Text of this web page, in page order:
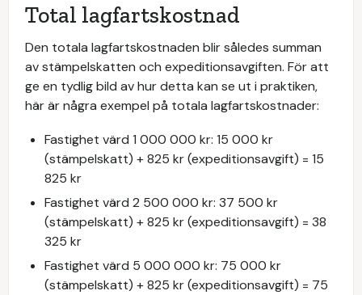
Total lagfartskostnad
Den totala lagfartskostnaden blir således summan
av stämpelskatten och expeditionsavgiften. För att
ge en tydlig bild av hur detta kan se ut i praktiken,
här är några exempel på totala lagfartskostnader:
Fastighet värd 1 000 000 kr: 15 000 kr
(stämpelskatt) + 825 kr (expeditionsavgift) = 15
825 kr
Fastighet värd 2 500 000 kr: 37 500 kr
(stämpelskatt) + 825 kr (expeditionsavgift) = 38
325 kr
Fastighet värd 5 000 000 kr: 75 000 kr
(stämpelskatt) + 825 kr (expeditionsavgift) = 75